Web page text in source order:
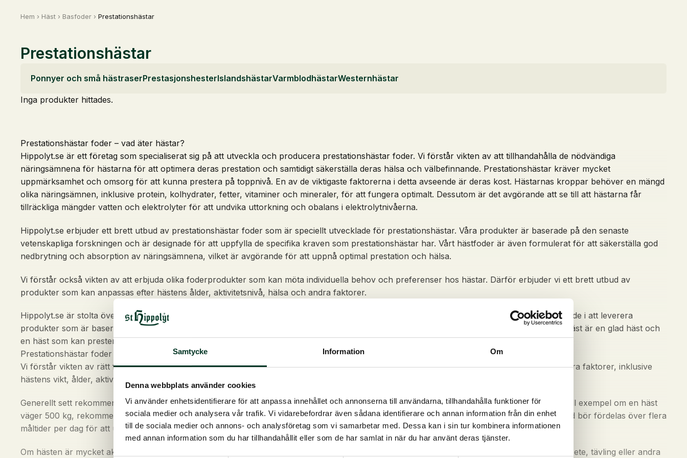
Samtycke Information Om
Denna webbplats använder cookies
Vi använder enhetsidentifierare för att anpassa innehållet och annonserna till användarna, tillhandahålla funktioner för
sociala medier och analysera vår trafik. Vi vidarebefordrar även sådana identifierare och annan information från din enhet
till de sociala medier och annons- och analysföretag som vi samarbetar med. Dessa kan i sin tur kombinera informationen
med annan information som du har tillhandahållit eller som de har samlat in när du har använt deras tjänster.
Hem › Häst › Basfoder › Prestationshästar
Prestationshästar
Ponnyer och små hästraserPrestasjonshesterIslandshästarVarmblodhästarWesternhästar
Inga produkter hittades.
Prestationshästar foder – vad äter hästar?
Hippolyt.se är ett företag som specialiserat sig på att utveckla och producera prestationshästar foder. Vi förstår vikten av att tillhandahålla de nödvändiga
näringsämnena för hästarna för att optimera deras prestation och samtidigt säkerställa deras hälsa och välbefinnande. Prestationshästar kräver mycket
uppmärksamhet och omsorg för att kunna prestera på toppnivå. En av de viktigaste faktorerna i detta avseende är deras kost. Hästarnas kroppar behöver en mängd
olika näringsämnen, inklusive protein, kolhydrater, fetter, vitaminer och mineraler, för att fungera optimalt. Dessutom är det avgörande att se till att hästarna får
tillräckliga mängder vatten och elektrolyter för att undvika uttorkning och obalans i elektrolytnivåerna.
Hippolyt.se erbjuder ett brett utbud av prestationshästar foder som är speciellt utvecklade för prestationshästar. Våra produkter är baserade på den senaste
vetenskapliga forskningen och är designade för att uppfylla de specifika kraven som prestationshästar har. Vårt hästfoder är även formulerat för att säkerställa god
nedbrytning och absorption av näringsämnena, vilket är avgörande för att uppnå optimal prestation och hälsa.
Vi förstår också vikten av att erbjuda olika foderprodukter som kan möta individuella behov och preferenser hos hästar. Därför erbjuder vi ett brett utbud av
produkter som kan anpassas efter hästens ålder, aktivitetsnivå, hälsa och andra faktorer.
Hippolyt.se är stolta över att kunna erbjuda högkvalitativa prestationshästar foder som är skräddarsydda för prestationshästar. Vi är engagerade i att leverera
produkter som är baserade på den senaste vetenskapliga forskningen och bästa praxis inom hästutfodring. Vi tror att en frisk och välmatad häst är en glad häst och
en häst som kan prestera på sin bästa nivå.
Prestationshästar foder – hur mycket foder behöver en häst?
Vi förstår vikten av rätt foder till hästar, inklusive att ge dem rätt mängd foder. Den korrekta mängden foder som en häst behöver beror på flera faktorer, inklusive
hästens vikt, ålder, aktivitetsnivå och hälsotillstånd.
Generellt sett rekommenderas att hästar får en mängd grovfoder som motsvarar cirka 1,5-2,5% av deras kroppsvikt per dag i torrsubstans. Till exempel om en häst
väger 500 kg, rekommenderas det att ge den mellan 7,5 och 12,5 kg grovfoder per dag i torrsubstans. Det är viktigt att notera att denna mängd bör fördelas över flera
måltider per dag för att undvika överbelastning av matsmältningssystemet och för att ge hästen en mer naturlig ätrumsrytm.
Om hästen är mycket aktiv kan den behöva mer foder för att bibehålla en hälsosam vikt och tillräckligt med energi. Hästar som utför tungt arbete, tävling eller andra